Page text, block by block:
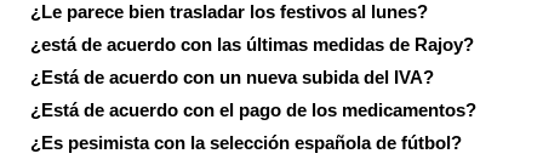
¿Le parece bien trasladar los festivos al lunes?
¿está de acuerdo con las últimas medidas de Rajoy?
¿Está de acuerdo con un nueva subida del IVA?
¿Está de acuerdo con el pago de los medicamentos?
¿Es pesimista con la selección española de fútbol?